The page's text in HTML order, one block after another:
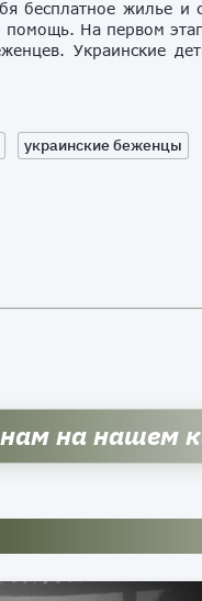
бесплатное жилье
На первом
Украинские
украинские беженцы
на нашем